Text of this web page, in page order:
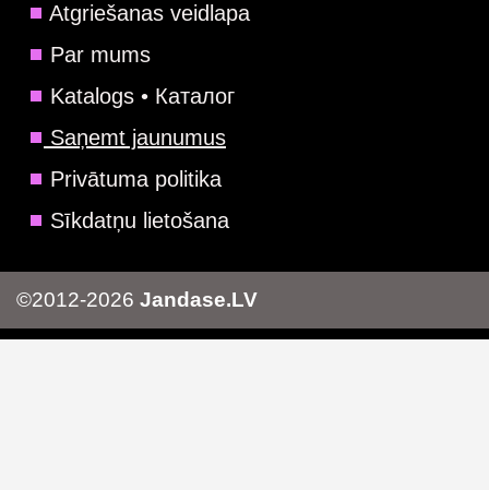
Atgriešanas veidlapa
Par mums
Katalogs • Каталог
Saņemt jaunumus
Privātuma politika
Sīkdatņu lietošana
©2012-2026 Jandase.LV